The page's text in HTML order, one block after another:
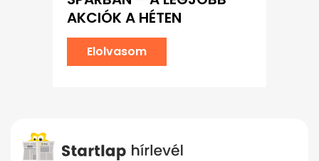
AKCIÓK A HÉTEN
Elolvasom